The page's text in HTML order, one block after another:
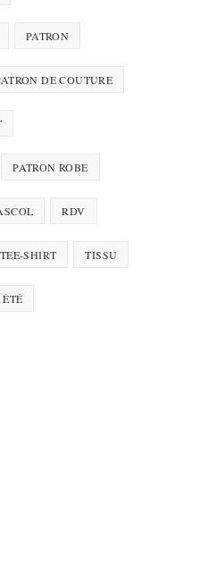
PATRON
DE COUTURE
PATRON ROBE
RDV
TEE-SHIRT TISSU
ÉTÉ